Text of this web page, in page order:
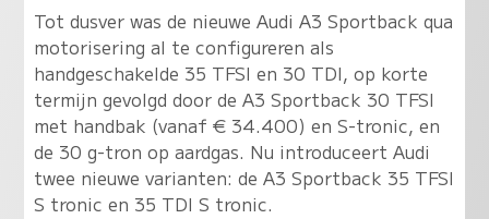
Tot dusver was de nieuwe Audi A3 Sportback qua
motorisering al te configureren als
handgeschakelde 35 TFSI en 30 TDI, op korte
termijn gevolgd door de A3 Sportback 30 TFSI
met handbak (vanaf € 34.400) en S-tronic, en
de 30 g-tron op aardgas. Nu introduceert Audi
twee nieuwe varianten: de A3 Sportback 35 TFSI
S tronic en 35 TDI S tronic.